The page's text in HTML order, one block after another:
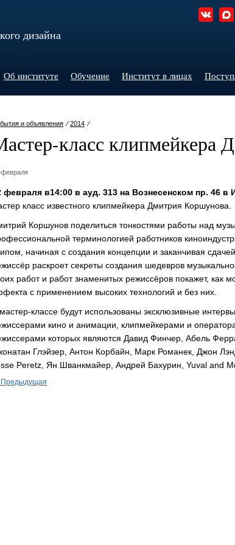
дизайна
Об институте Обучение Институт в лицах
и объявления ⁄2014 ⁄
класс клипмейкера
февраля
февраля в14:00 в ауд. 313 на Вознесенском пр. 46 в
класс известного клипмейкера Дмитрия Коршунова.
Коршунов поделиться тонкостями работы над
терминологией работников
начиная с создания концепции и заканчивая
раскроет секреты создания шедевров
работ и работ знаменитых режиссёров покажет, как
с применением высоких технологий и без них.
классе будут использованы эксклюзивные
кино и анимации, клипмейкерами и
которых являются Давид Финчер, Абель
Глэйзер, Антон Корбайн, Марк Романек, Джон
Peretz, Ян Шванкмайер, Андрей Бахурин, Yuval and